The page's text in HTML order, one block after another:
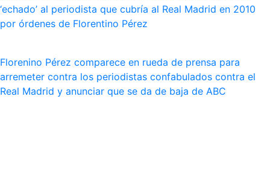
‘echado’ al periodista que cubría al Real Madrid en 2010
por órdenes de Florentino Pérez
Florenino Pérez comparece en rueda de prensa para
arremeter contra los periodistas confabulados contra el
Real Madrid y anunciar que se da de baja de ABC